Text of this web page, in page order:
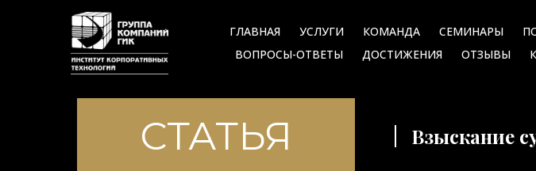
ГЛАВНАЯ УСЛУГИ КОМАНДА СЕМИНАРЫ
ВОПРОСЫ-ОТВЕТЫ
ДОСТИЖЕНИЯ ОТЗЫВЫ
СТАТЬЯ Взыскание